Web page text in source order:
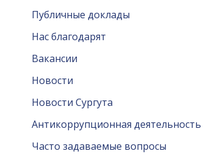
Публичные доклады
Нас благодарят
Вакансии
Новости
Новости Сургута
Антикоррупционная деятельность
Часто задаваемые вопросы